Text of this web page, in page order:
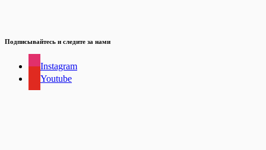
Подписывайтесь и следите за нами
Instagram
Youtube